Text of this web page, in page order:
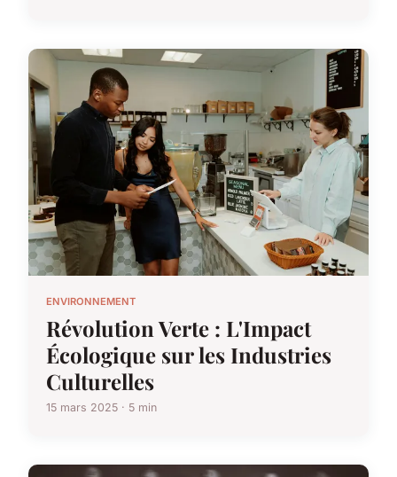
ENVIRONNEMENT
Révolution Verte : L'Impact
Écologique sur les Industries
Culturelles
15 mars 2025 · 5 min